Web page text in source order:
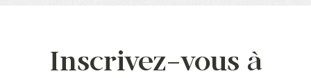
Inscrivez-vous à